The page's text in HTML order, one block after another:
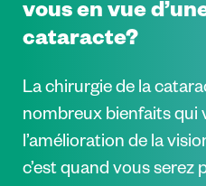
vous en vue
cataracte?
La chirurgie de la
nombreux bienfaits qui
l’amélioration de la
c’est quand vous serez